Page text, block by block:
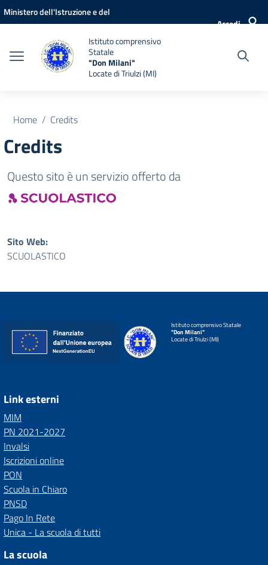
Vai ai contenuti
Vai al menu di navigazione
Vai al footer
Ministero dell'Istruzione e del
Accedi
Istituto comprensivo
Statale
"Don Milani"
Locate di Triulzi (MI)
Home Credits
Credits
Questo sito è un servizio offerto da
Sito Web:
SCUOLASTICO
Istituto comprensivo Statale
"Don Milani"
Locate di Triulzi (MI)
Link esterni
MIM
PN 2021-2027
Invalsi
Iscrizioni online
PON
Scuola in Chiaro
PNSD
Pago In Rete
Unica - La scuola di tutti
La scuola